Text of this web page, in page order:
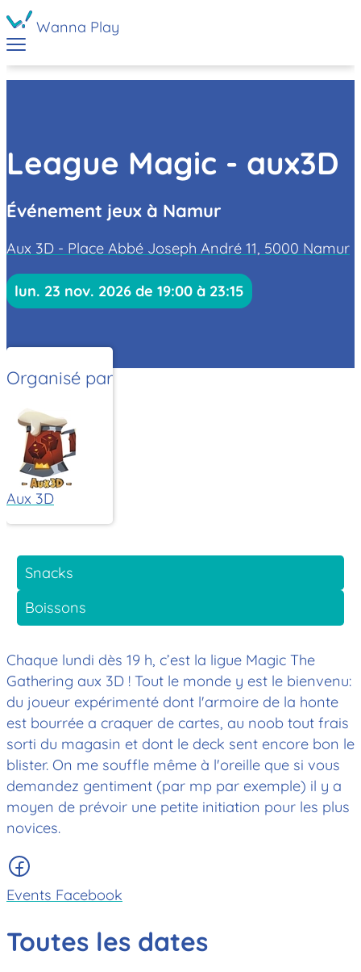
Wanna Play
League Magic - aux3D
Événement jeux à Namur
Aux 3D - Place Abbé Joseph André 11, 5000 Namur
lun. 23 nov. 2026 de 19:00 à 23:15
Organisé par
Aux 3D
Snacks
Boissons
Chaque lundi dès 19 h, c’est la ligue Magic The
Gathering aux 3D ! Tout le monde y est le bienvenu:
du joueur expérimenté dont l'armoire de la honte
est bourrée a craquer de cartes, au noob tout frais
sorti du magasin et dont le deck sent encore bon le
blister. On me souffle même à l'oreille que si vous
demandez gentiment (par mp par exemple) il y a
moyen de prévoir une petite initiation pour les plus
novices.
Events Facebook
Toutes les dates